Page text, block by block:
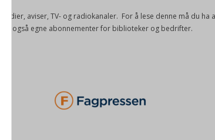
aviser, TV- og radiokanaler. For å lese denne må du ha
også egne abonnementer for biblioteker og bedrifter.